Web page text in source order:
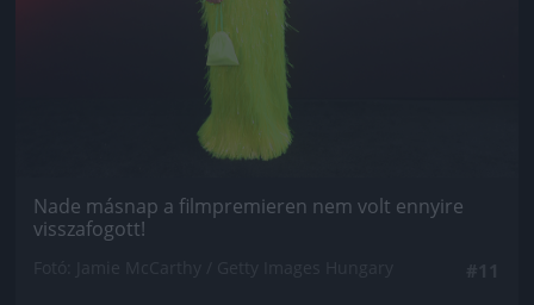
Nade másnap a filmpremieren nem volt ennyire
visszafogott!